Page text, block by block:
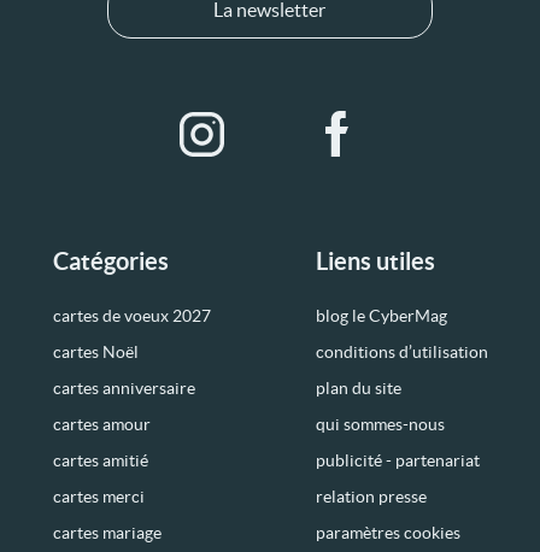
Catégories
cartes de voeux 2027
cartes Noël
cartes anniversaire
cartes amour
cartes amitié
cartes merci
cartes mariage
Liens utiles
blog le CyberMag
conditions d’utilisation
plan du site
qui sommes-nous
publicité - partenariat
relation presse
paramètres cookies
La newsletter